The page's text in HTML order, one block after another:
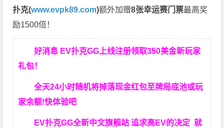
扑克(www.evpk89.com)额外加赠8张幸运赛门票最高奖
励1500倍！
好消息 EV扑克GG上线注册领取350美金新玩家
礼包！
全天24小时随机将掉落现金红包至牌局底池或玩
家余额!快体验吧
EV扑克GG全新中文旗舰站 追求高EV的决定就